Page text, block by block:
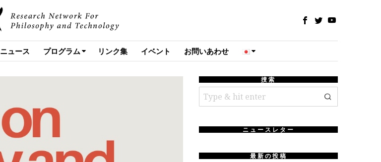
ニュース プログラム リンク集 イベント お問いあわせ
捜索
ニュースレター
最新の投稿